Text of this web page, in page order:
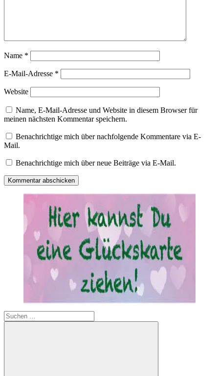
Name *
E-Mail-Adresse *
Website
Name, E-Mail-Adresse und Website in diesem Browser für
meinen nächsten Kommentar speichern.
Benachrichtige mich über nachfolgende Kommentare via E-
Mail.
Benachrichtige mich über neue Beiträge via E-Mail.
Suchen
nach: